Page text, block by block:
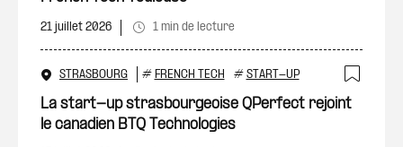
21 juillet 2026 1 min de lecture
STRASBOURG # FRENCH TECH # START-UP
La start-up strasbourgeoise QPerfect rejoint
le canadien BTQ Technologies